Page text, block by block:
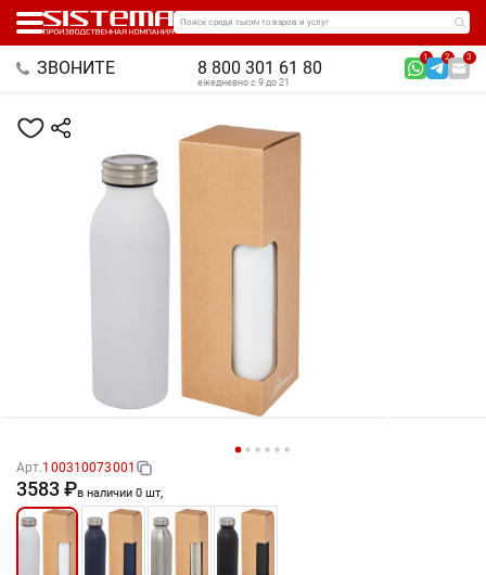
Поиск среди тысяч товаров и услуг
ЗВОНИТЕ 8 800 301 61 80
1 2 3
ежедневно с 9 до 21
Арт.100310073001
3583 ₽в наличии 0 шт,